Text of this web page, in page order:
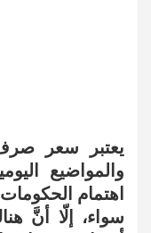
يعتبر سعر صرف
والمواضيع
اهتمام
سواء، إلّا أنَّ